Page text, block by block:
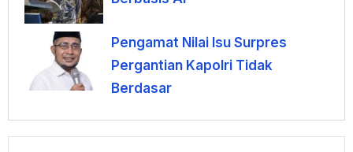
Pengamat Nilai Isu Surpres
Pergantian Kapolri Tidak
Berdasar